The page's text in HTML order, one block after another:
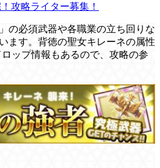
攻略ライター募集！
の必須武器や各職業の立ち回りな
ます。背徳の聖女キレーネの属性
ップ情報もあるので、攻略の参